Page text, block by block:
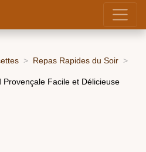
Repas Rapides du Soir
Facile et Délicieuse